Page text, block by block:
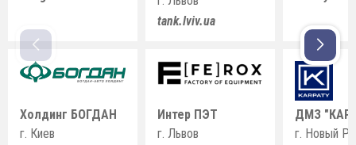
Холдинг БОГДАН
г. Киев
tank.lviv.ua
Интер ПЭТ
г. Львов
ДМЗ
г. Новый